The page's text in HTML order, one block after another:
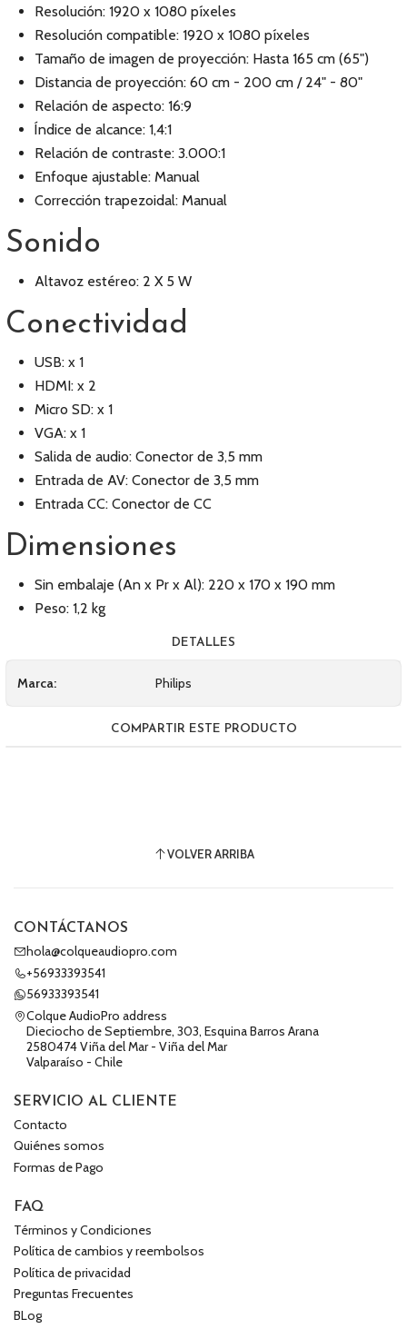
Resolución: 1920 x 1080 píxeles
Resolución compatible: 1920 x 1080 píxeles
Tamaño de imagen de proyección: Hasta 165 cm (65")
Distancia de proyección: 60 cm - 200 cm / 24" - 80"
Relación de aspecto: 16:9
Índice de alcance: 1,4:1
Relación de contraste: 3.000:1
Enfoque ajustable: Manual
Corrección trapezoidal: Manual
Sonido
Altavoz estéreo: 2 X 5 W
Conectividad
USB: x 1
HDMI: x 2
Micro SD: x 1
VGA: x 1
Salida de audio: Conector de 3,5 mm
Entrada de AV: Conector de 3,5 mm
Entrada CC: Conector de CC
Dimensiones
Sin embalaje (An x Pr x Al): 220 x 170 x 190 mm
Peso: 1,2 kg
DETALLES
Marca: Philips
COMPARTIR ESTE PRODUCTO
VOLVER ARRIBA
CONTÁCTANOS
hola@colqueaudiopro.com
+56933393541
56933393541
Colque AudioPro address
Dieciocho de Septiembre, 303, Esquina Barros Arana
2580474 Viña del Mar - Viña del Mar
Valparaíso - Chile
SERVICIO AL CLIENTE
Contacto
Quiénes somos
Formas de Pago
FAQ
Términos y Condiciones
Política de cambios y reembolsos
Política de privacidad
Preguntas Frecuentes
BLog